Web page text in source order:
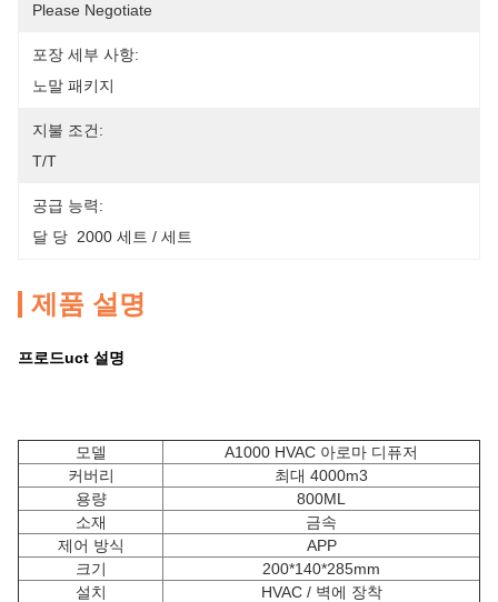
Please Negotiate
포장 세부 사항:
노말 패키지
지불 조건:
T/T
공급 능력:
달 당  2000 세트 / 세트
제품 설명
프로드uct 설명
모델
A1000 HVAC 아로마 디퓨저
커버리
최대 4000m3
용량
800ML
소재
금속
제어 방식
APP
크기
200*140*285mm
설치
HVAC / 벽에 장착